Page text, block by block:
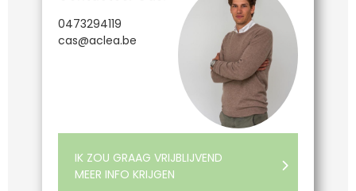
0473294119
cas@aclea.be
IK ZOU GRAAG VRIJBLIJVEND
MEER INFO KRIJGEN